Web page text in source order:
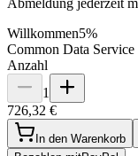
Willkommen5%
Common Data
Anzahl
1
726,32 €
In den Warenkorb